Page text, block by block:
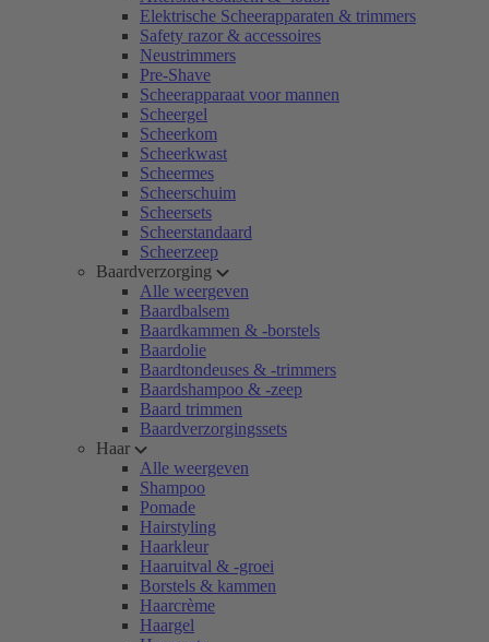
Elektrische Scheerapparaten & trimmers
Safety razor & accessoires
Neustrimmers
Pre-Shave
Scheerapparaat voor mannen
Scheergel
Scheerkom
Scheerkwast
Scheermes
Scheerschuim
Scheersets
Scheerstandaard
Scheerzeep
Baardverzorging
Alle weergeven
Baardbalsem
Baardkammen & -borstels
Baardolie
Baardtondeuses & -trimmers
Baardshampoo & -zeep
Baard trimmen
Baardverzorgingssets
Haar
Alle weergeven
Shampoo
Pomade
Hairstyling
Haarkleur
Haaruitval & -groei
Borstels & kammen
Haarcrème
Haargel